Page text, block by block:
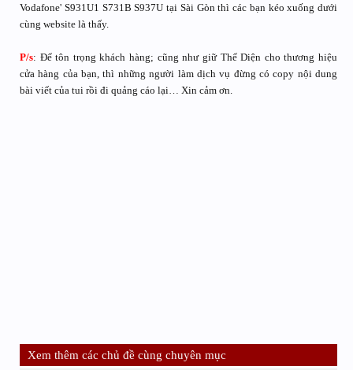
Vodafone' S931U1 S731B S937U tại Sài Gòn thì các bạn kéo xuống dưới
cùng website là thấy.
P/s: Để tôn trọng khách hàng; cũng như giữ Thể Diện cho thương hiệu
cửa hàng của bạn, thì những người làm dịch vụ đừng có copy nội dung
bài viết của tui rồi đi quảng cáo lại… Xin cảm ơn.
Xem thêm các chủ đề cùng chuyên mục